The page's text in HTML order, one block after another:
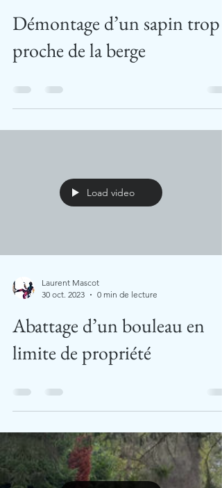
Démontage d’un sapin trop
proche de la berge
Load video
Laurent Mascot
30 oct. 2023
0 min de lecture
Abattage d’un bouleau en
limite de propriété